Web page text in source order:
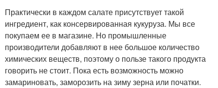
Практически в каждом салате присутствует такой
ингредиент, как консервированная кукуруза. Мы все
покупаем ее в магазине. Но промышленные
производители добавляют в нее большое количество
химических веществ, поэтому о пользе такого продукта
говорить не стоит. Пока есть возможность можно
замариновать, заморозить на зиму зерна или початки.